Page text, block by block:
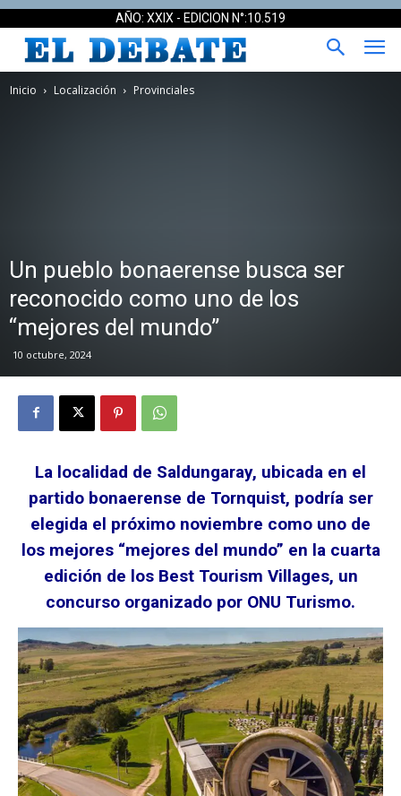
AÑO: XXIX - EDICION N°:10.519
Inicio Localización Provinciales
Un pueblo bonaerense busca ser
reconocido como uno de los
“mejores del mundo”
10 octubre, 2024
La localidad de Saldungaray, ubicada en el
partido bonaerense de Tornquist, podría ser
elegida el próximo noviembre como uno de
los mejores “mejores del mundo” en la cuarta
edición de los Best Tourism Villages, un
concurso organizado por ONU Turismo.